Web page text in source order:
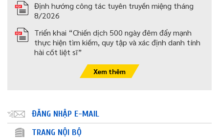
Định hướng công tác tuyên truyền miệng tháng
8/2026
Triển khai “Chiến dịch 500 ngày đêm đẩy mạnh
thực hiện tìm kiếm, quy tập và xác định danh tính
hài cốt liệt sĩ”
Xem thêm
ĐĂNG NHẬP E-MAIL
TRANG NỘI BỘ